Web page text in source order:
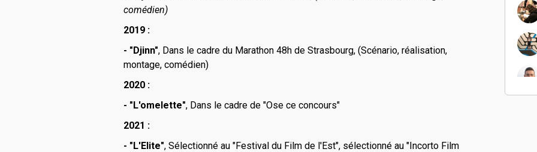
comédien)
2019 :
- "Djinn", Dans le cadre du Marathon 48h de Strasbourg, (Scénario, réalisation,
montage, comédien)
2020 :
- "L'omelette", Dans le cadre de "Ose ce concours"
2021 :
- "L'Elite", Sélectionné au "Festival du Film de l'Est", sélectionné au "Incorto Film